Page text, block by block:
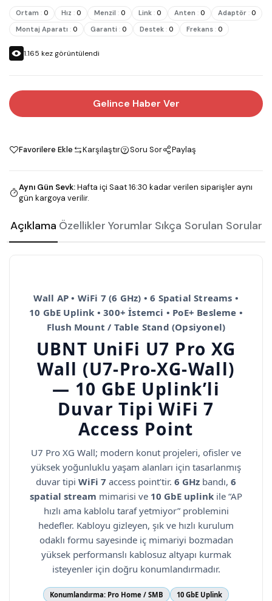
Ortam : 0 Hız : 0 Menzil : 0 Link : 0 Anten : 0 Adaptör : 0
Montaj Aparatı : 0 Garanti : 0 Destek : 0 Frekans : 0
1.165 kez görüntülendi
Gelince Haber Ver
Favorilere Ekle Karşılaştır Soru Sor Paylaş
Aynı Gün Sevk:Hafta içi Saat 16:30 kadar verilen siparişler aynı
gün kargoya verilir.
Açıklama Özellikler Yorumlar Sıkça Sorulan Sorular
Wall AP • WiFi 7 (6 GHz) • 6 Spatial Streams •
10 GbE Uplink • 300+ İstemci • PoE+ Besleme •
Flush Mount / Table Stand (Opsiyonel)
UBNT UniFi U7 Pro XG
Wall (U7-Pro-XG-Wall)
— 10 GbE Uplink’li
Duvar Tipi WiFi 7
Access Point
U7 Pro XG Wall; modern konut projeleri, ofisler ve
yüksek yoğunluklu yaşam alanları için tasarlanmış
duvar tipi WiFi 7 access point’tir. 6 GHz bandı, 6
spatial stream mimarisi ve 10 GbE uplink ile “AP
hızlı ama kablolu taraf yetmiyor” problemini
hedefler. Kabloyu gizleyen, şık ve hızlı kurulum
odaklı formu sayesinde iç mimariyi bozmadan
yüksek performanslı kablosuz altyapı kurmak
isteyenler için doğru konumlandırmadır.
Konumlandırma: Pro Home / SMB 10 GbE Uplink